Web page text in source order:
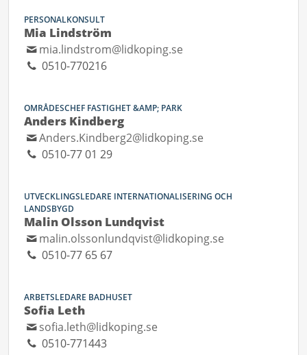
PERSONALKONSULT
Mia Lindström
mia.lindstrom@lidkoping.se
0510-770216
OMRÅDESCHEF FASTIGHET &AMP; PARK
Anders Kindberg
Anders.Kindberg2@lidkoping.se
0510-77 01 29
UTVECKLINGSLEDARE INTERNATIONALISERING OCH
LANDSBYGD
Malin Olsson Lundqvist
malin.olssonlundqvist@lidkoping.se
0510-77 65 67
ARBETSLEDARE BADHUSET
Sofia Leth
sofia.leth@lidkoping.se
0510-771443